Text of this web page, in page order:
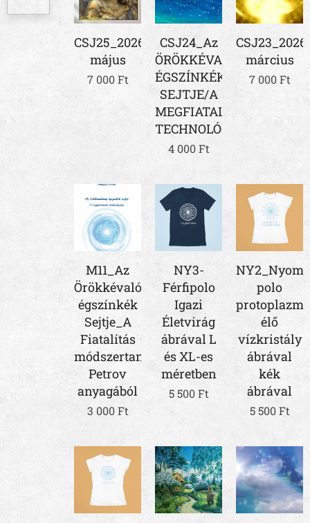
CSJ25_2026
május
7 000Ft
CSJ24_Az
ÖRÖKKÉVALÓSÁG
ÉGSZÍNKÉK
SEJTJE/A
MEGFIATALODÁS
TECHNOLÓGIÁJA
4 000Ft
CSJ23_2026.
március
7 000Ft
M11_Az
Örökkévalóság
égszínkék
Sejtje_A
Fiatalítás
módszertana_Arkagyij
Petrov
anyagából
3 000Ft
NY3-
Férfipolo
Igazi
Életvirág
ábrával L
és XL-es
méretben
5 500Ft
polo
élő
vízkristály
ábrával
kék
ábrával
5 500Ft